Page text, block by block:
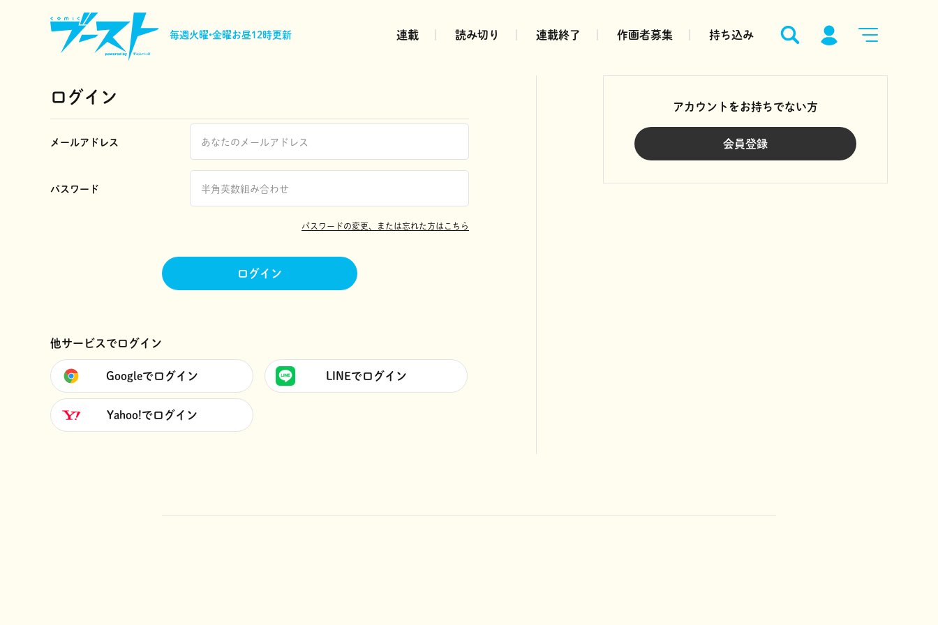
毎週火曜•金曜お昼12時更新 連載 読み切り 連載終了 作画者募集 持ち込み
ログイン
メールアドレス
パスワード
パスワードの変更、または忘れた方はこちら
ログイン
他サービスでログイン
Googleでログイン LINEでログイン
Yahoo!でログイン
アカウントをお持ちでない方
会員登録